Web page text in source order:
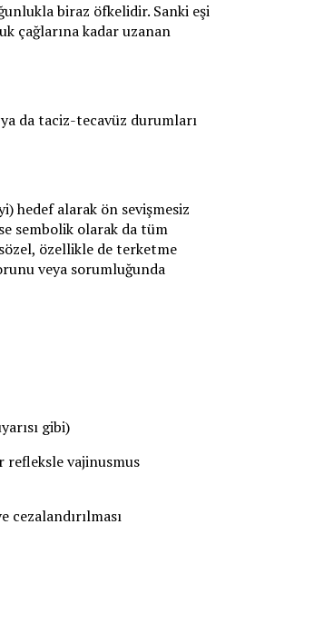
biraz öfkelidir. Sanki eşi
çağlarına kadar uzanan
da taciz-tecavüz durumları
hedef alarak ön sevişmesiz
sembolik olarak da tüm
özellikle de terketme
veya sorumluğunda
gibi)
refleksle vajinusmus